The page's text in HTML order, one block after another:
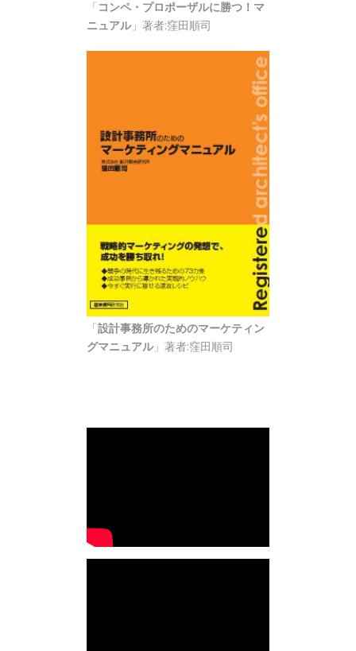
「コンペ・プロポーザルに勝つ！マ
ニュアル」著者:窪田順司
「設計事務所のためのマーケティン
グマニュアル」著者:窪田順司